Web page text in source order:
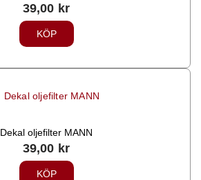
39,00 kr
KÖP
Dekal oljefilter MANN
39,00 kr
KÖP